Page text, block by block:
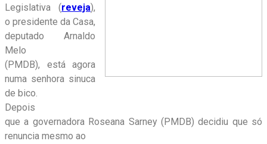
Legislativa (reveja),
o presidente da Casa,
deputado Arnaldo
Melo
(PMDB), está agora
numa senhora sinuca
de bico.
Depois
que a governadora Roseana Sarney (PMDB) decidiu que só
renuncia mesmo ao